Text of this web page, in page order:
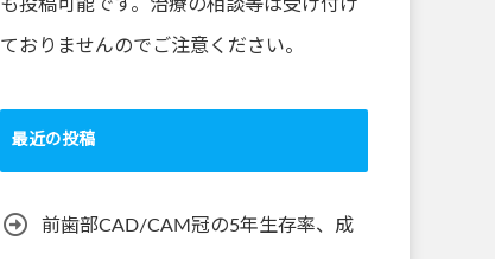
も投稿可能です。治療の相談等は受け付け
ておりませんのでご注意ください。
最近の投稿
前歯部CAD/CAM冠の5年生存率、成